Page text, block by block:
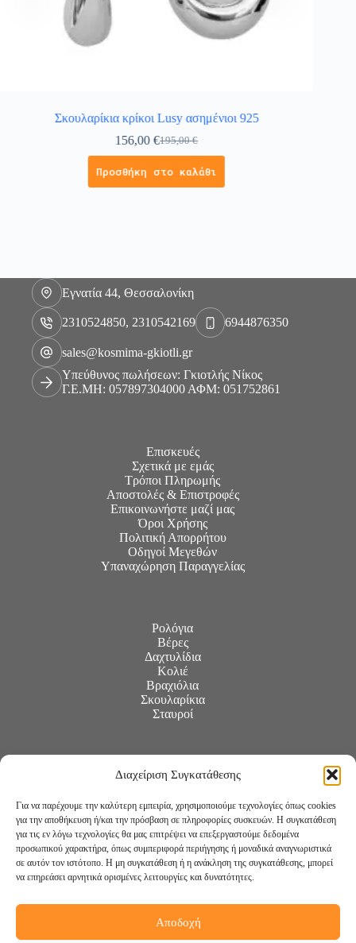
Διαχείριση Συγκατάθεσης
Για να παρέχουμε την καλύτερη εμπειρία, χρησιμοποιούμε τεχνολογίες όπως cookies
για την αποθήκευση ή/και την πρόσβαση σε πληροφορίες συσκευών. Η συγκατάθεση
για τις εν λόγω τεχνολογίες θα μας επιτρέψει να επεξεργαστούμε δεδομένα
προσωπικού χαρακτήρα, όπως συμπεριφορά περιήγησης ή μοναδικά αναγνωριστικά
σε αυτόν τον ιστότοπο. Η μη συγκατάθεση ή η ανάκληση της συγκατάθεσης, μπορεί
να επηρεάσει αρνητικά ορισμένες λειτουργίες και δυνατότητες.
Αποδοχή
Σκουλαρίκια κρίκοι Lusy ασημένιοι 925
195,00€
156,00€
Προσθήκη στο καλάθι
Εγνατία 44, Θεσσαλονίκη
2310524850, 2310542169 6944876350
sales@kosmima-gkiotli.gr
Υπεύθυνος πωλήσεων: Γκιοτλής Νίκος
Γ.Ε.ΜΗ: 057897304000 ΑΦΜ: 051752861
Επισκευές
Σχετικά με εμάς
Τρόποι Πληρωμής
Αποστολές & Επιστροφές
Επικοινωνήστε μαζί μας
Όροι Χρήσης
Πολιτική Απορρήτου
Οδηγοί Μεγεθών
Υπαναχώρηση Παραγγελίας
Ρολόγια
Βέρες
Δαχτυλίδια
Κολιέ
Βραχιόλια
Σκουλαρίκια
Σταυροί